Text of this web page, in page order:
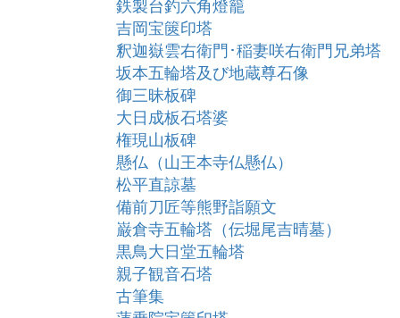
吉岡宝篋印塔
釈迦嶽雲右衛門･稲妻咲右衛門兄弟塔
坂本五輪塔及び地蔵尊石像
御三昧板碑
大日成板石塔婆
権現山板碑
懸仏（山王本寺仏懸仏）
松平直諒墓
備前刀匠等熊野詣願文
巌倉寺五輪塔（伝堀尾吉晴墓）
黒鳥大日堂五輪塔
親子観音石塔
古筆集